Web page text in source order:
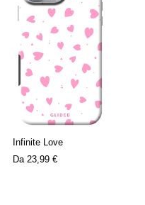
Infinite Love
Da 23,99 €